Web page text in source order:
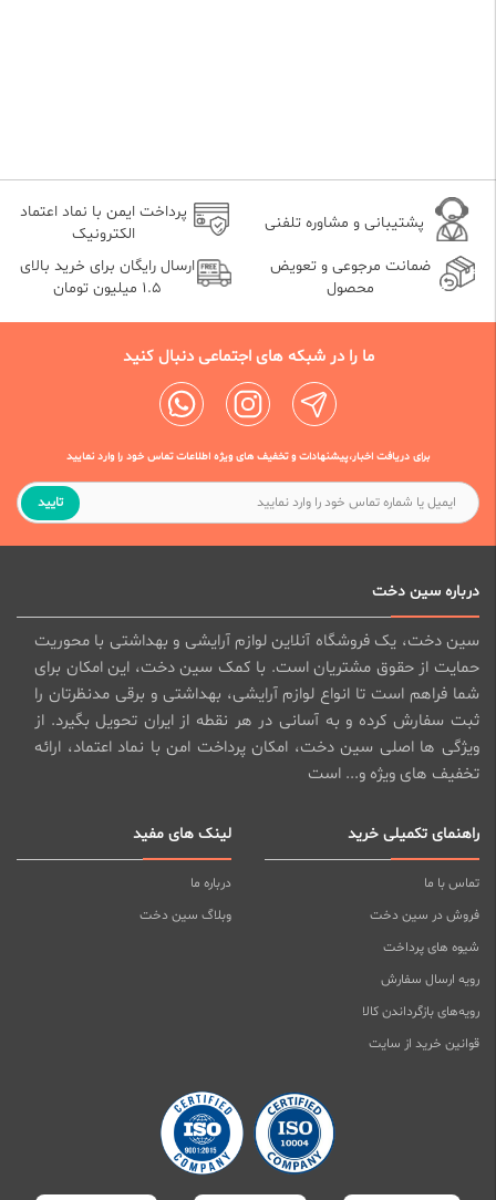
پشتیبانی و مشاوره تلفنی
پرداخت ایمن با نماد اعتماد
الکترونیک
ضمانت مرجوعی و تعویض
محصول
ارسال رایگان برای خرید بالای
1.5 میلیون تومان
ما را در شبکه های اجتماعی دنبال کنید
برای دریافت اخبار،پیشنهادات و تخفیف های ویژه اطلاعات تماس خود را وارد نمایید
تایید
درباره سین دخت
سین دخت، یک فروشگاه آنلاین لوازم آرایشی و بهداشتی با محوریت
حمایت از حقوق مشتریان است. با کمک سین دخت، این امکان برای
شما فراهم است تا انواع لوازم آرایشی، بهداشتی و برقی مدنظرتان را
ثبت سفارش کرده و به آسانی در هر نقطه از ایران تحویل بگیرد. از
ویژگی ها اصلی سین دخت، امکان پرداخت امن با نماد اعتماد، ارائه
تخفیف های ویژه و... است
راهنمای تکمیلی خرید
تماس با ما
فروش در سین دخت
شیوه های پرداخت
رویه ارسال سفارش
رویه‌های بازگرداندن کالا
قوانین خرید از سایت
لینک های مفید
درباره ما
وبلاگ سین دخت